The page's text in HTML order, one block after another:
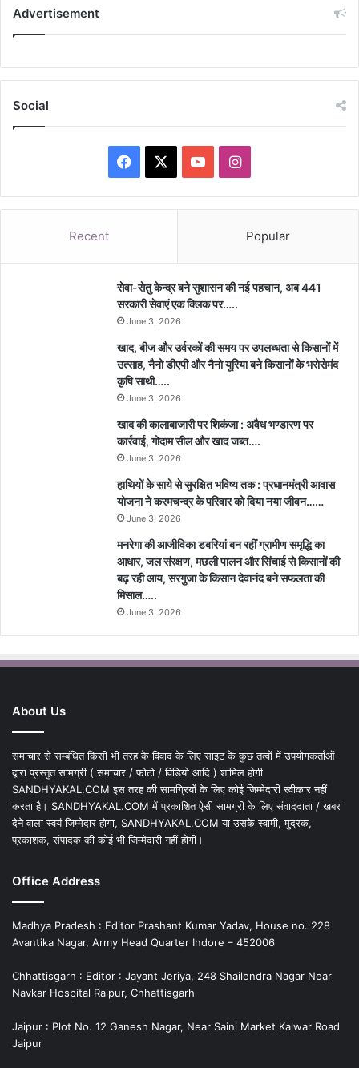
Advertisement
Social
Facebook YouTubeInstagram
Recent Popular
सेवा-सेतु केन्द्र बने सुशासन की नई पहचान, अब 441
सरकारी सेवाएं एक क्लिक पर…..
June 3, 2026
खाद, बीज और उर्वरकों की समय पर उपलब्धता से किसानों में
उत्साह, नैनो डीएपी और नैनो यूरिया बने किसानों के भरोसेमंद
कृषि साथी…..
June 3, 2026
खाद की कालाबाजारी पर शिकंजा : अवैध भण्डारण पर
कार्रवाई, गोदाम सील और खाद जब्त….
June 3, 2026
हाथियों के साये से सुरक्षित भविष्य तक : प्रधानमंत्री आवास
योजना ने करमचन्द्र के परिवार को दिया नया जीवन……
June 3, 2026
मनरेगा की आजीविका डबरियां बन रहीं ग्रामीण समृद्धि का
आधार, जल संरक्षण, मछली पालन और सिंचाई से किसानों की
बढ़ रही आय, सरगुजा के किसान देवानंद बने सफलता की
मिसाल…..
June 3, 2026
About Us
समाचार से सम्बंधित किसी भी तरह के विवाद के लिए साइट के कुछ तत्वों में उपयोगकर्ताओं
द्वारा प्रस्तुत सामग्री ( समाचार / फोटो / विडियो आदि ) शामिल होगी
SANDHYAKAL.COM इस तरह की सामग्रियों के लिए कोई जिम्मेदारी स्वीकार नहीं
करता है। SANDHYAKAL.COM में प्रकाशित ऐसी सामग्री के लिए संवाददाता / खबर
देने वाला स्वयं जिम्मेदार होगा, SANDHYAKAL.COM या उसके स्वामी, मुद्रक,
प्रकाशक, संपादक की कोई भी जिम्मेदारी नहीं होगी।
Office Address
Madhya Pradesh : Editor Prashant Kumar Yadav, House no. 228
Avantika Nagar, Army Head Quarter Indore – 452006
Chhattisgarh : Editor : Jayant Jeriya, 248 Shailendra Nagar Near
Navkar Hospital Raipur, Chhattisgarh
Jaipur : Plot No. 12 Ganesh Nagar, Near Saini Market Kalwar Road
Jaipur